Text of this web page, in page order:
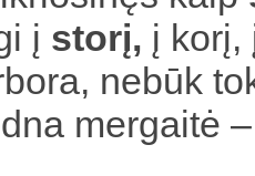
į storį, į
nebūk
mergaitė